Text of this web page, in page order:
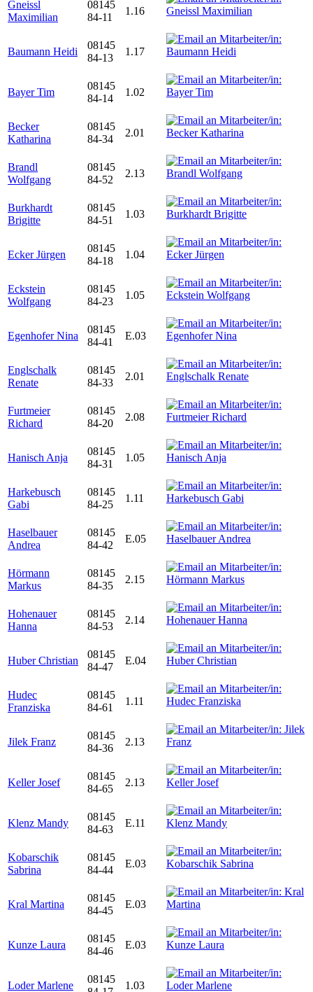
Gneissl
Maximilian
08145
84-11
1.16
Baumann Heidi
08145
84-13
1.17
Bayer Tim
08145
84-14
1.02
Becker
Katharina
08145
84-34
2.01
Brandl
Wolfgang
08145
84-52
2.13
Burkhardt
Brigitte
08145
84-51
1.03
Ecker Jürgen
08145
84-18
1.04
Eckstein
Wolfgang
08145
84-23
1.05
Egenhofer Nina
08145
84-41
E.03
Englschalk
Renate
08145
84-33
2.01
Furtmeier
Richard
08145
84-20
2.08
Hanisch Anja
08145
84-31
1.05
Harkebusch
Gabi
08145
84-25
1.11
Haselbauer
Andrea
08145
84-42
E.05
Hörmann
Markus
08145
84-35
2.15
Hohenauer
Hanna
08145
84-53
2.14
Huber Christian
08145
84-47
E.04
Hudec
Franziska
08145
84-61
1.11
Jilek Franz
08145
84-36
2.13
Keller Josef
08145
84-65
2.13
Klenz Mandy
08145
84-63
E.11
Kobarschik
Sabrina
08145
84-44
E.03
Kral Martina
08145
84-45
E.03
Kunze Laura
08145
84-46
E.03
Loder Marlene
08145
1.03